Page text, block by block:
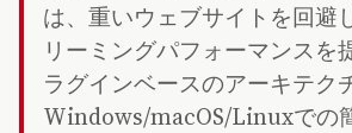
は、重いウェブサイトを回避
リーミングパフォーマンスを
ラグインベースのアーキテク
Windows/macOS/Linuxでの